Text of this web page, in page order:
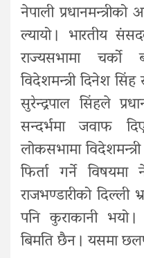
नेपाली प्रधानमन्त्रीको
ल्यायो । भारतीय
राज्यसभामा
विदेशमन्त्री दिनेश सिंह
सुरेन्द्रपाल सिंहले
सन्दर्भमा जवाफ
लोकसभामा
फिर्ता गर्ने विषयमा
राजभण्डारीको दिल्ली
पनि कुराकानी भयो
बिमति छैन । यसमा